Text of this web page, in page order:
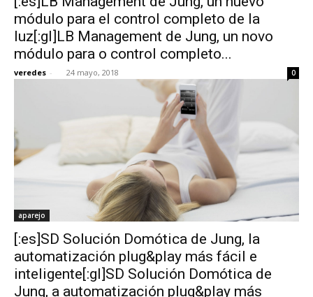
módulo para el control completo de la
luz[:gl]LB Management de Jung, un novo
módulo para o control completo...
veredes - 24 mayo, 2018 0
aparejo
[:es]SD Solución Domótica de Jung, la
automatización plug&play más fácil e
inteligente[:gl]SD Solución Domótica de
Jung, a automatización plug&play más